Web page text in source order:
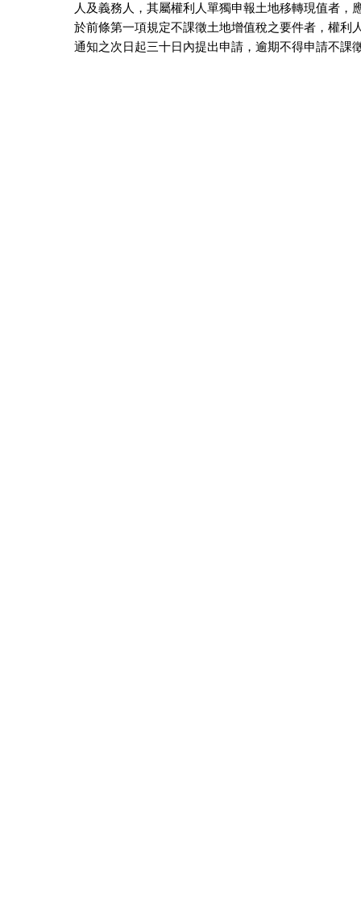
人及義務人，其屬權利人單獨申報土地移轉現值者，
於前條第一項規定不課徵土地增值稅之要件者，權利
通知之次日起三十日內提出申請，逾期不得申請不課